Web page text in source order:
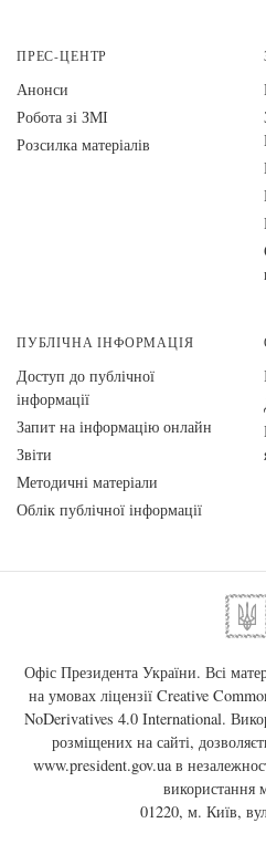
ПРЕС-ЦЕНТР
Анонси
Робота зі ЗМІ
Розсилка матеріалів
ПУБЛІЧНА ІНФОРМАЦІЯ
Доступ до публічної
інформації
Запит на інформацію онлайн
Звіти
Методичні матеріали
Облік публічної інформації
Офіс Президента України. Всі
на умовах ліцензії Creative
NoDerivatives 4.0 International.
розміщених на сайті,
www.president.gov.uaв
використання
01220, м. Київ,